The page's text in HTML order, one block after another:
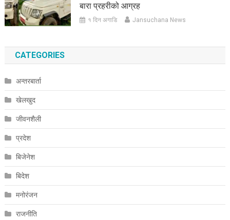
बारा प्रहरीको आग्रह
१ दिन अगाडि Jansuchana News
CATEGORIES
अन्तरबार्ता
खेलखुद
जीवनशैली
प्रदेश
बिजेनेश
बिदेश
मनोरंजन
राजनीति